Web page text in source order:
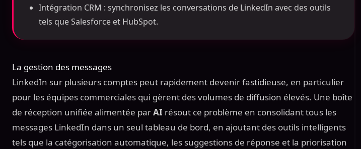
Intégration CRM : synchronisez les conversations de LinkedIn avec des outils
tels que Salesforce et HubSpot.
La gestion des messages
LinkedIn sur plusieurs comptes peut rapidement devenir fastidieuse, en particulier
pour les équipes commerciales qui gèrent des volumes de diffusion élevés. Une boîte
de réception unifiée alimentée parAI résout ce problème en consolidant tous les
messages LinkedIn dans un seul tableau de bord, en ajoutant des outils intelligents
tels que la catégorisation automatique, les suggestions de réponse et la priorisation